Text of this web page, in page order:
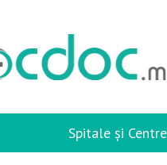
Spitale și